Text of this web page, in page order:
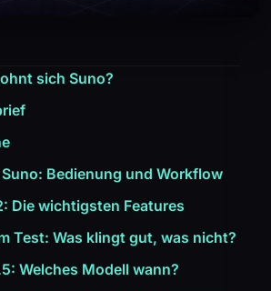
sich Suno?
Bedienung und Workflow
Die wichtigsten Features
Test: Was klingt gut, was nicht?
Welches Modell wann?